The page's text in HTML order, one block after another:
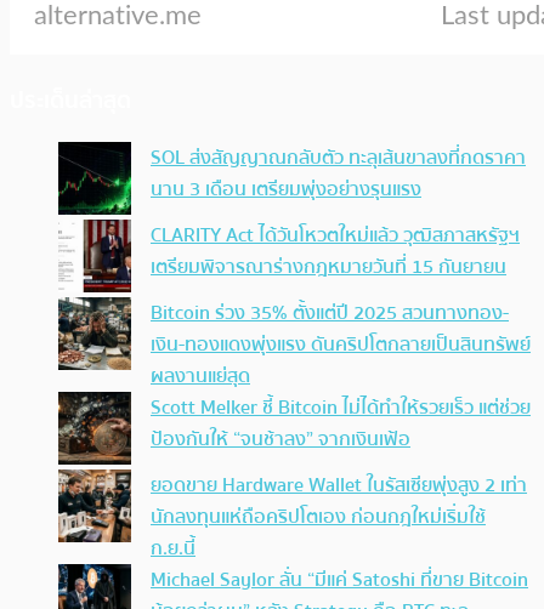
SOL ส่งสัญญาณกลับตัว ทะลุเส้นขาลงที่กดราคา
นาน 3 เดือน เตรียมพุ่งอย่างรุนแรง
CLARITY Act ได้วันโหวตใหม่แล้ว วุฒิสภาสหรัฐฯ
เตรียมพิจารณาร่างกฎหมายวันที่ 15 กันยายน
Bitcoin ร่วง 35% ตั้งแต่ปี 2025 สวนทางทอง-
เงิน-ทองแดงพุ่งแรง ดันคริปโตกลายเป็นสินทรัพย์
ผลงานแย่สุด
Scott Melker ชี้ Bitcoin ไม่ได้ทำให้รวยเร็ว แต่ช่วย
ป้องกันให้ “จนช้าลง” จากเงินเฟ้อ
ยอดขาย Hardware Wallet ในรัสเซียพุ่งสูง 2 เท่า
นักลงทุนแห่ถือคริปโตเอง ก่อนกฎใหม่เริ่มใช้
ก.ย.นี้
Michael Saylor ลั่น “มีแค่ Satoshi ที่ขาย Bitcoin